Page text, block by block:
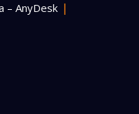
– AnyDesk